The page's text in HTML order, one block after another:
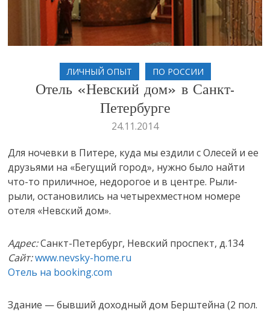
ЛИЧНЫЙ ОПЫТ ПО РОССИИ
Отель «Невский дом» в Санкт-
Петербурге
24.11.2014
Для ночевки в Питере, куда мы ездили с Олесей и ее
друзьями на «Бегущий город», нужно было найти
что-то приличное, недорогое и в центре. Рыли-
рыли, остановились на четырехместном номере
отеля «Невский дом».
Адрес:Санкт-Петербург, Невский проспект, д.134
Сайт:www.nevsky-home.ru
Отель на booking.com
Здание — бывший доходный дом Берштейна (2 пол.